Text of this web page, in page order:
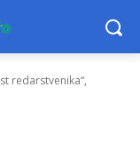
redarstvenika“,